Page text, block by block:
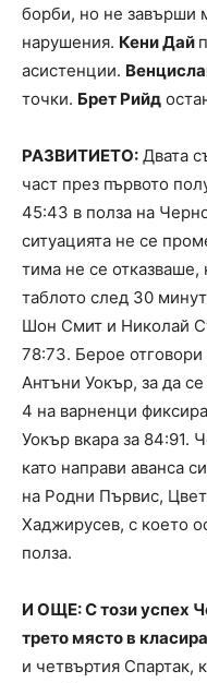
борби, но не завърши
нарушения. Кени Дай
асистенции.
точки. Брет Рийд
РАЗВИТИЕТО: Двата
част през първото
45:43 в полза на
ситуацията не се
тима не се отказваше,
таблото след 30
Шон Смит и Николай
78:73. Берое
Антъни Уокър, за да
4 на варненци
Уокър вкара за 84:91.
като направи аванса
на Родни Първис,
Хаджирусев, с което
полза.
И ОЩЕ: С този успех
трето място в
и четвъртия Спартак,